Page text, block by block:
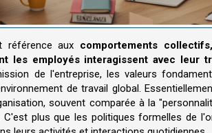
référence aux comportements
les employés interagissent avec leur
de l'entreprise, les valeurs
de travail global.
souvent comparée à la
C'est plus que les politiques formelles de